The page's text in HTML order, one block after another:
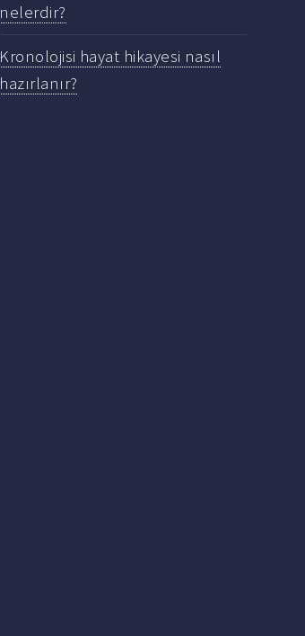
nelerdir?
Kronolojisi hayat hikayesi nasıl
hazırlanır?